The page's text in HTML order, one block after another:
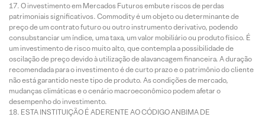
O investimento em Mercados Futuros embute riscos de perdas
patrimoniais significativos. Commodity é um objeto ou determinante de
preço de um contrato futuro ou outro instrumento derivativo, podendo
consubstanciar um índice, uma taxa, um valor mobiliário ou produto físico. É
um investimento de risco muito alto, que contempla a possibilidade de
oscilação de preço devido à utilização de alavancagem financeira. A duração
recomendada para o investimento é de curto prazo e o patrimônio do cliente
não está garantido neste tipo de produto. As condições de mercado,
mudanças climáticas e o cenário macroeconômico podem afetar o
desempenho do investimento.
ESTA INSTITUIÇÃO É ADERENTE AO CÓDIGO ANBIMA DE